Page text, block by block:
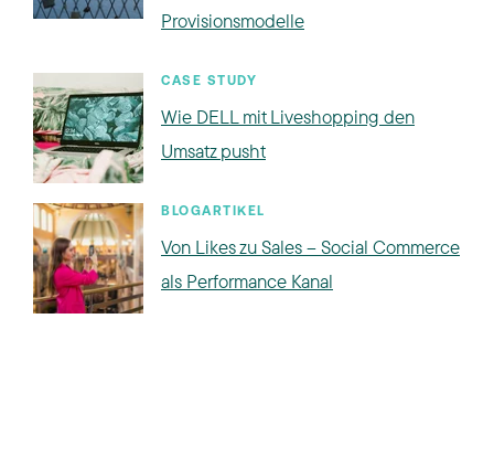
Provisionsmodelle
CASE STUDY
Wie DELL mit Liveshopping den
Umsatz pusht
BLOGARTIKEL
Von Likes zu Sales – Social Commerce
als Performance Kanal